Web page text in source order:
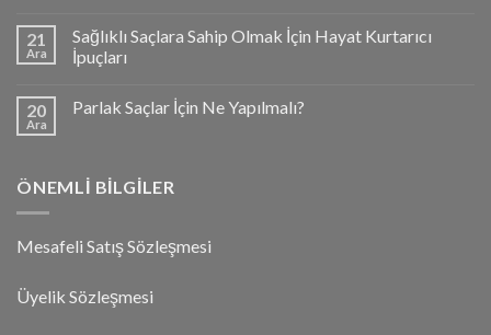
21
Ara
Sağlıklı Saçlara Sahip Olmak İçin Hayat Kurtarıcı
İpuçları
20
Ara
Parlak Saçlar İçin Ne Yapılmalı?
ÖNEMLI BILGILER
Mesafeli Satış Sözleşmesi
Üyelik Sözleşmesi